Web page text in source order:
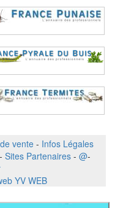
vente - Infos Légales
- Sites Partenaires - @-
YV WEB